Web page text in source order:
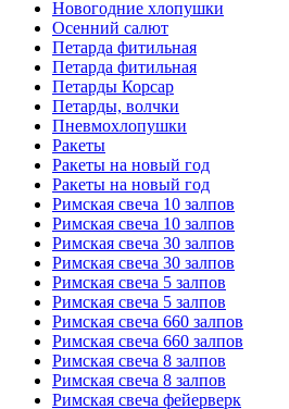
Новогодние хлопушки
Осенний салют
Петарда фитильная
Петарда фитильная
Петарды Корсар
Петарды, волчки
Пневмохлопушки
Ракеты
Ракеты на новый год
Ракеты на новый год
Римская свеча 10 залпов
Римская свеча 10 залпов
Римская свеча 30 залпов
Римская свеча 30 залпов
Римская свеча 5 залпов
Римская свеча 5 залпов
Римская свеча 660 залпов
Римская свеча 660 залпов
Римская свеча 8 залпов
Римская свеча 8 залпов
Римская свеча фейерверк